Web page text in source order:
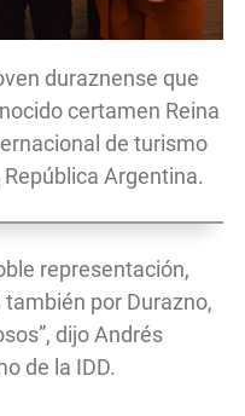
duraznense que
certamen Reina
de turismo
Argentina.
representación,
por Durazno,
dijo Andrés
de la IDD.